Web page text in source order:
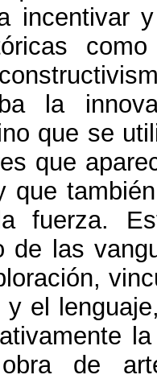
incentivar
la
que se
que
que
la fuerza.
de las
,
y el lenguaje
de